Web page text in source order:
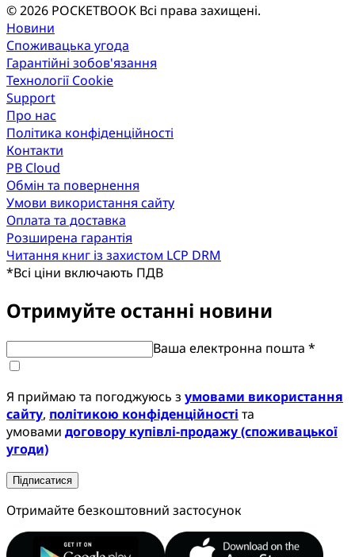
© 2026 POCKETBOOK Всі права захищені.
Новини
Споживацька угода
Гарантійні зобов'язання
Технології Cookie
Support
Про нас
Політика конфіденційності
Контакти
PB Cloud
Обмін та повернення
Умови використання сайту
Оплата та доставка
Розширена гарантія
Читання книг із захистом LCP DRM
*Всі ціни включають ПДВ
Отримуйте останні новини
Ваша електронна пошта *
Я приймаю та погоджуюсь з умовами використання
сайту, політикою конфіденційності та
умовами договору купівлі-продажу (споживацької
угоди)
Підписатися
Отримайте безкоштовний застосунок